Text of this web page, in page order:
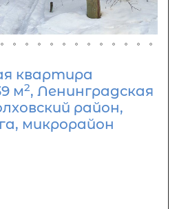
квартира
м2, Ленинградская
район,
микрорайон